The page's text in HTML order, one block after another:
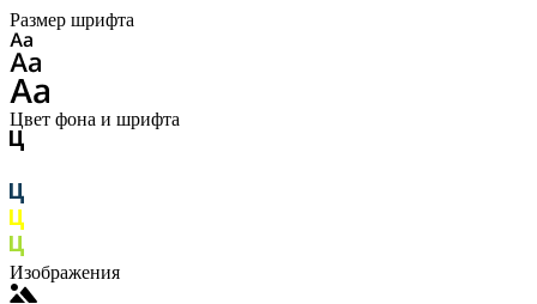
Размер шрифта
Цвет фона и шрифта
Изображения